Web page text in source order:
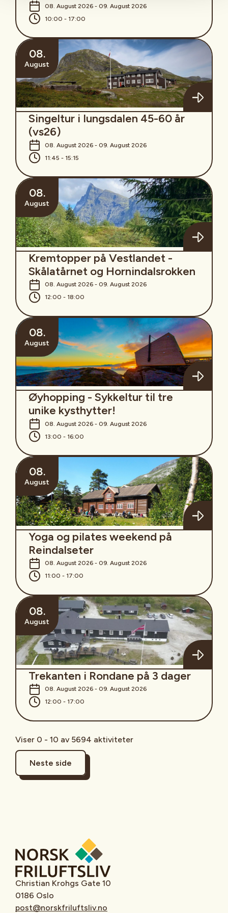
08. August 2026 - 09. August 2026
10:00 - 17:00
08.
August
Singeltur i Iungsdalen 45-60 år
(vs26)
08. August 2026 - 09. August 2026
11:45 - 15:15
08.
August
Kremtopper på Vestlandet -
Skålatårnet og Hornindalsrokken
08. August 2026 - 09. August 2026
12:00 - 18:00
08.
August
Øyhopping - Sykkeltur til tre
unike kysthytter!
08. August 2026 - 09. August 2026
13:00 - 16:00
08.
August
Yoga og pilates weekend på
Reindalseter
08. August 2026 - 09. August 2026
11:00 - 17:00
08.
August
Trekanten i Rondane på 3 dager
08. August 2026 - 09. August 2026
12:00 - 17:00
Viser 0 - 10 av 5694 aktiviteter
Neste side
Christian Krohgs Gate 10
0186 Oslo
post@norskfriluftsliv.no